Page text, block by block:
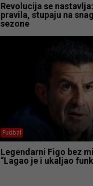
Revolucija se
pravila, stupaju na
sezone
Fudbal
Legendarni Figo bez
“Lagao je i ukaljao